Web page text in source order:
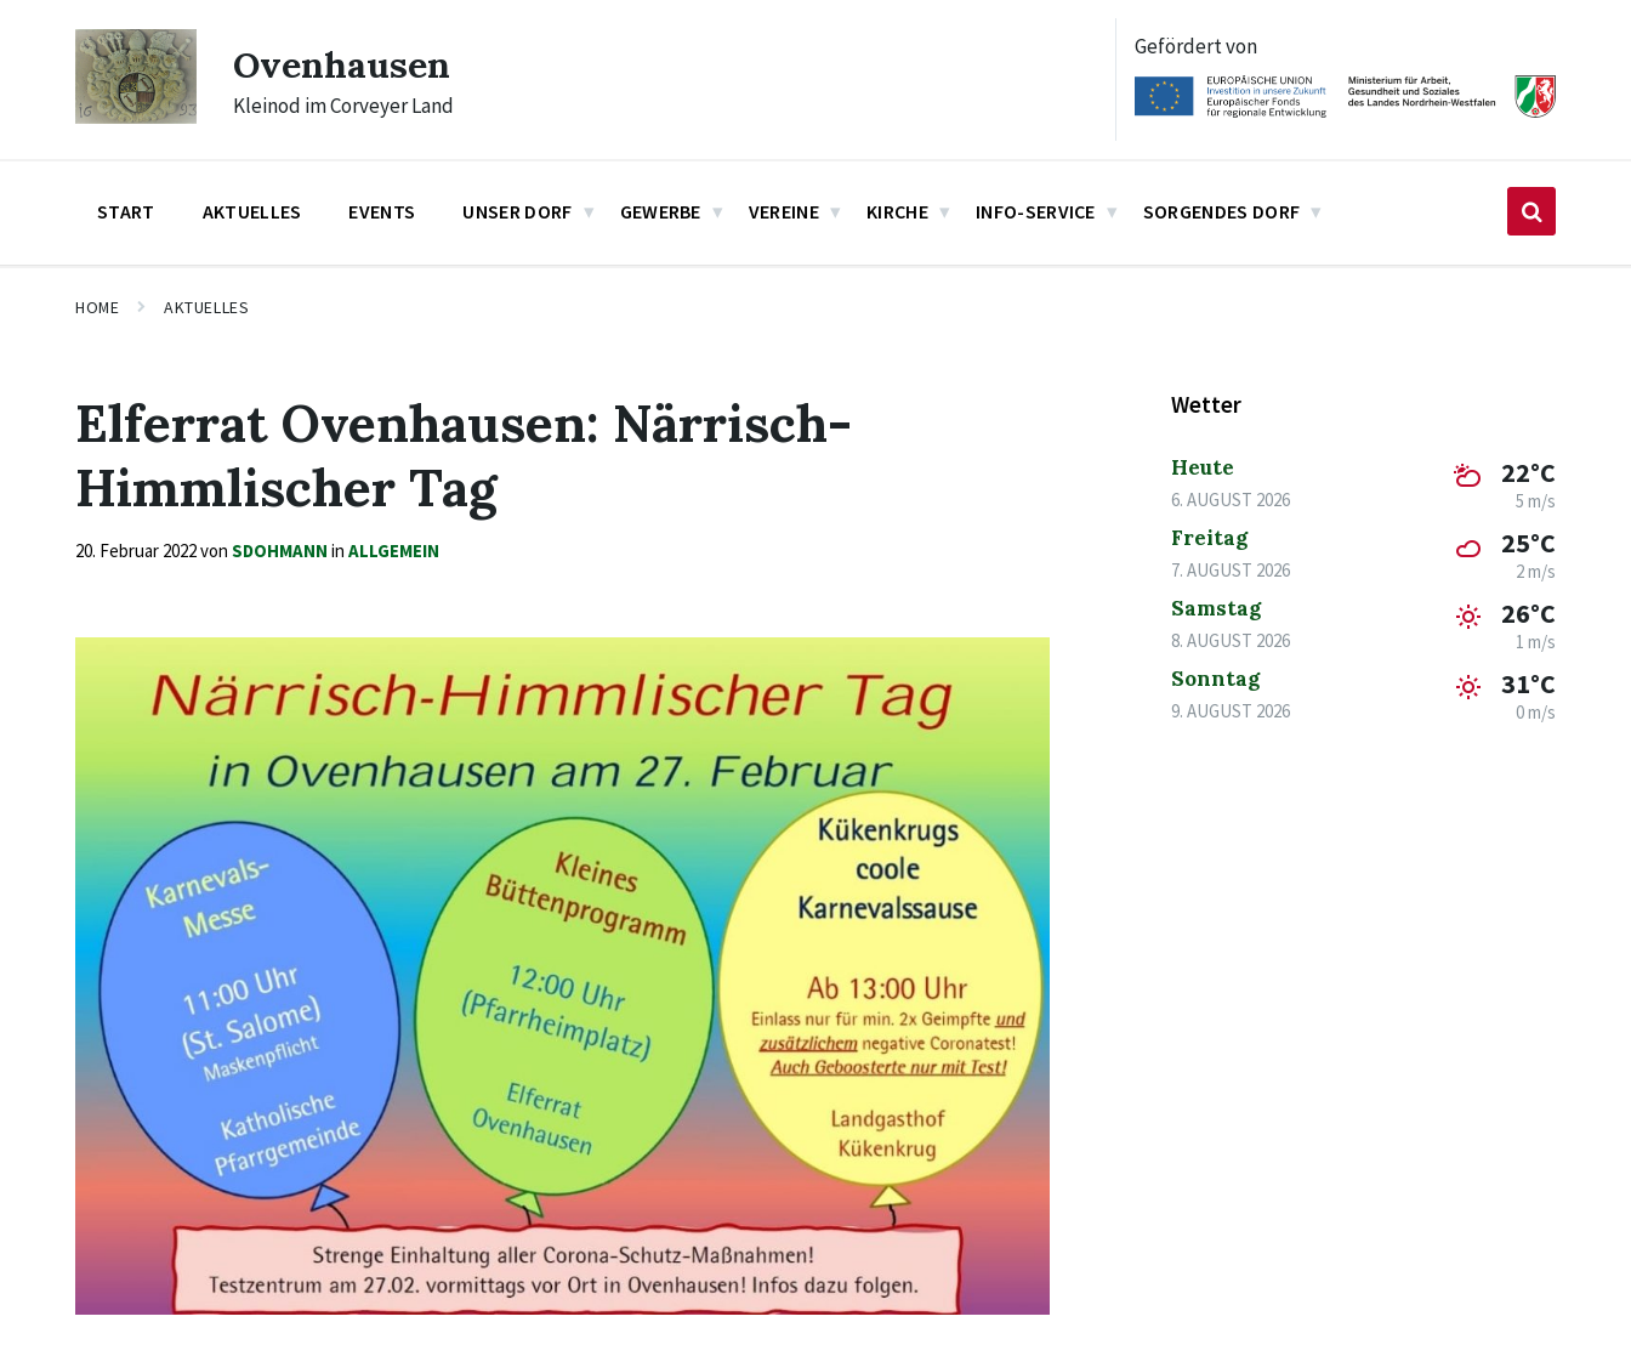
navigation
Ovenhausen
Kleinod im Corveyer Land
Gefördert von
START AKTUELLES EVENTS UNSER DORF GEWERBE VEREINE KIRCHE INFO-SERVICE SORGENDES DORF
HOME AKTUELLES
Elferrat Ovenhausen: Närrisch-
Himmlischer Tag
20. Februar 2022von SDOHMANN in ALLGEMEIN
Wetter
Heute
6. AUGUST 2026
22°C
5 m/s
Freitag
7. AUGUST 2026
25°C
2 m/s
Samstag
8. AUGUST 2026
26°C
1 m/s
Sonntag
9. AUGUST 2026
31°C
0 m/s